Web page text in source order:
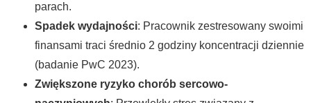
parach.
Spadek wydajności: Pracownik zestresowany swoimi
finansami traci średnio 2 godziny koncentracji dziennie
(badanie PwC 2023).
Zwiększone ryzyko chorób sercowo-